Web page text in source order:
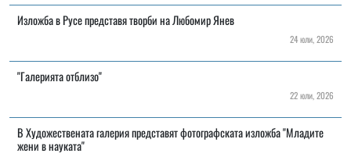
Изложба в Русе представя творби на Любомир Янев
24 юли, 2026
"Галерията отблизо"
22 юли, 2026
В Художествената галерия представят фотографската изложба "Младите
жени в науката"